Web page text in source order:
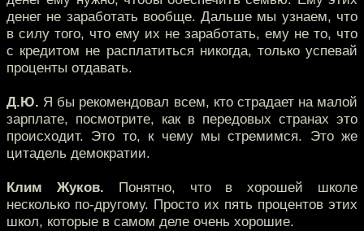
денег не заработать вообще. Дальше мы узнаем, что
в силу того, что ему их не заработать, ему не то, что
с кредитом не расплатиться никогда, только успевай
проценты отдавать.
Д.Ю. Я бы рекомендовал всем, кто страдает на малой
зарплате, посмотрите, как в передовых странах это
происходит. Это то, к чему мы стремимся. Это же
цитадель демократии.
Клим Жуков. Понятно, что в хорошей школе
несколько по-другому. Просто их пять процентов этих
школ, которые в самом деле очень хорошие.